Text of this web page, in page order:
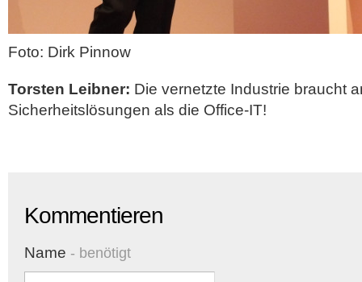
Foto: Dirk Pinnow
Torsten Leibner: Die vernetzte Industrie braucht
Sicherheitslösungen als die Office-IT!
Kommentieren
Name - benötigt